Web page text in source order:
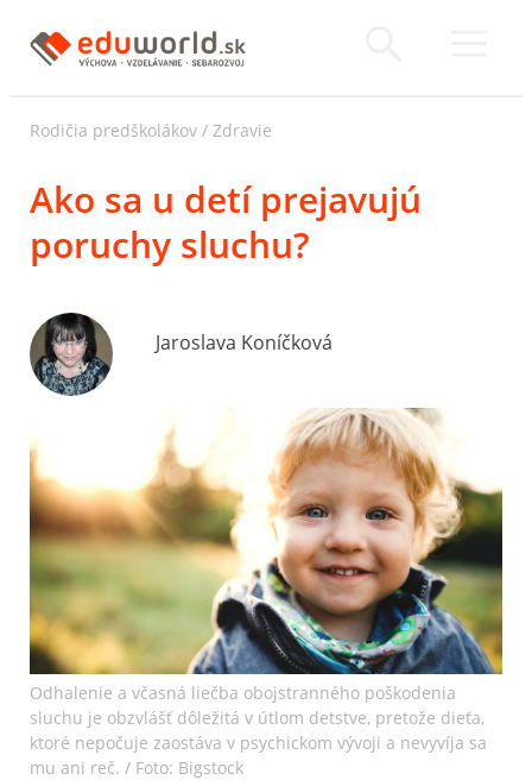
Rodičia predškolákov / Zdravie
Ako sa u detí prejavujú
poruchy sluchu?
Jaroslava Koníčková
Odhalenie a včasná liečba obojstranného poškodenia
sluchu je obzvlášť dôležitá v útlom detstve, pretože dieťa,
ktoré nepočuje zaostáva v psychickom vývoji a nevyvíja sa
mu ani reč. / Foto: Bigstock